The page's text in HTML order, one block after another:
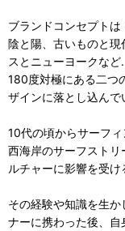
ブランドコンセプトは
陰と陽、古いものと
スとニューヨークなど
180度対極にある二つ
ザインに落とし込んで
10代の頃からサーフィ
西海岸のサーフスト
ルチャーに影響を受け
その経験や知識を生
ナーに携わった後、自